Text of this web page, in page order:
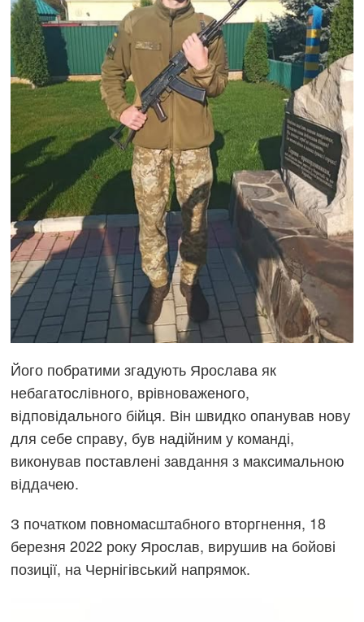
Його побратими згадують Ярослава як
небагатослівного, врівноваженого,
відповідального бійця. Він швидко опанував нову
для себе справу, був надійним у команді,
виконував поставлені завдання з максимальною
віддачею.
З початком повномасштабного вторгнення, 18
березня 2022 року Ярослав, вирушив на бойові
позиції, на Чернігівський напрямок.